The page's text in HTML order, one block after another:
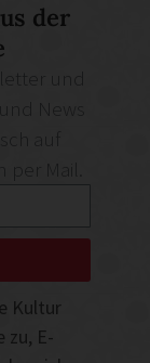
der
Mail.
Kultur
zu, E-